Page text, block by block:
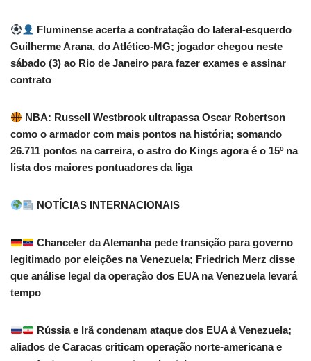
Fluminense acerta a contratação do lateral-esquerdo
Guilherme Arana, do Atlético-MG; jogador chegou neste
sábado (3) ao Rio de Janeiro para fazer exames e assinar
contrato
NBA: Russell Westbrook ultrapassa Oscar Robertson
como o armador com mais pontos na história; somando
26.711 pontos na carreira, o astro do Kings agora é o 15º na
lista dos maiores pontuadores da liga
NOTÍCIAS INTERNACIONAIS
Chanceler da Alemanha pede transição para governo
legitimado por eleições na Venezuela; Friedrich Merz disse
que análise legal da operação dos EUA na Venezuela levará
tempo
Rússia e Irã condenam ataque dos EUA à Venezuela;
aliados de Caracas criticam operação norte-americana e